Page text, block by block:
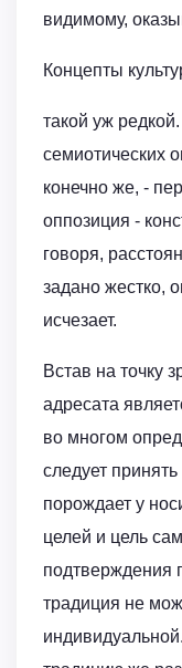
видимому,
Концепты
такой уж
семиотических
конечно же, -
оппозиция -
говоря,
задано жестко,
исчезает.
Встав на точку
адресата
во многом
следует
порождает у
целей и цель
подтверждения
традиция не